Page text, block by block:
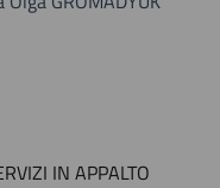
IN APPALTO